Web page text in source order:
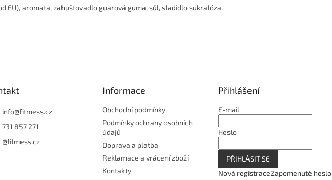
EU), aromata, zahušťovadlo guarová guma, sůl, sladidlo sukralóza.
info@fitmess.cz
731 857 271
@fitmess.cz
Informace
Obchodní podmínky
Podmínky ochrany osobních
údajů
Doprava a platba
Reklamace a vrácení zboží
Kontakty
Přihlášení
E-mail
Heslo
PŘIHLÁSIT SE
Nová registraceZapomenuté heslo